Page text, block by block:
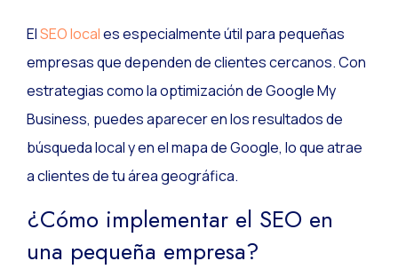
ElSEO locales especialmente útil para pequeñas
empresas que dependen de clientes cercanos. Con
estrategias como la optimización de Google My
Business, puedes aparecer en los resultados de
búsqueda local y en el mapa de Google, lo que atrae
a clientes de tu área geográfica.
¿Cómo implementar el SEO en
una pequeña empresa?